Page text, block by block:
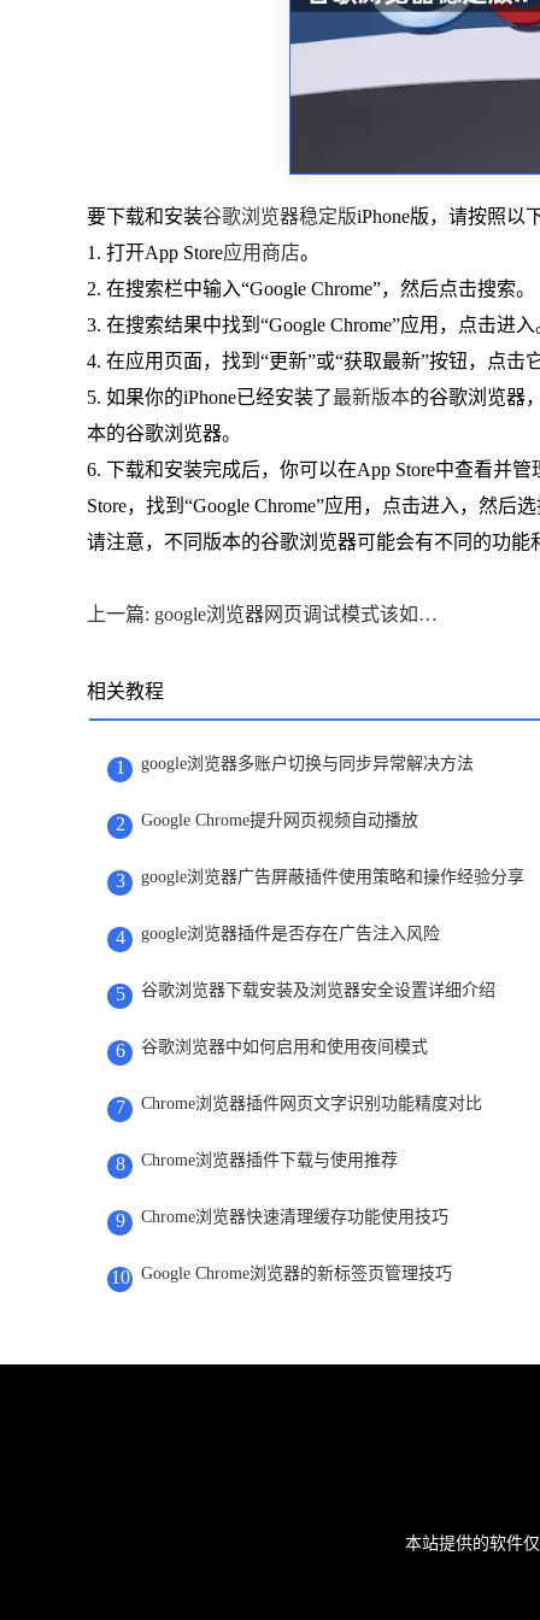
要下载和安装谷歌浏览器稳定版iPhone版，请按照以
1. 打开App Store应用商店。
2. 在搜索栏中输入“Google Chrome”，然后点击搜索。
3. 在搜索结果中找到“Google Chrome”应用，点击进入
4. 在应用页面，找到“更新”或“获取最新”按钮，点击
5. 如果你的iPhone已经安装了最新版本的谷歌浏览器
本的谷歌浏览器。
6. 下载和安装完成后，你可以在App Store中查看并
Store，找到“Google Chrome”应用，点击进入，然后
请注意，不同版本的谷歌浏览器可能会有不同的功能
上一篇: google浏览器网页调试模式该如何使用
相关教程
1 google浏览器多账户切换与同步异常解决方法
2 Google Chrome提升网页视频自动播放
3 google浏览器广告屏蔽插件使用策略和操作经验分享
4 google浏览器插件是否存在广告注入风险
5 谷歌浏览器下载安装及浏览器安全设置详细介绍
6 谷歌浏览器中如何启用和使用夜间模式
7 Chrome浏览器插件网页文字识别功能精度对比
8 Chrome浏览器插件下载与使用推荐
9 Chrome浏览器快速清理缓存功能使用技巧
10 Google Chrome浏览器的新标签页管理技巧
本站提供的软件